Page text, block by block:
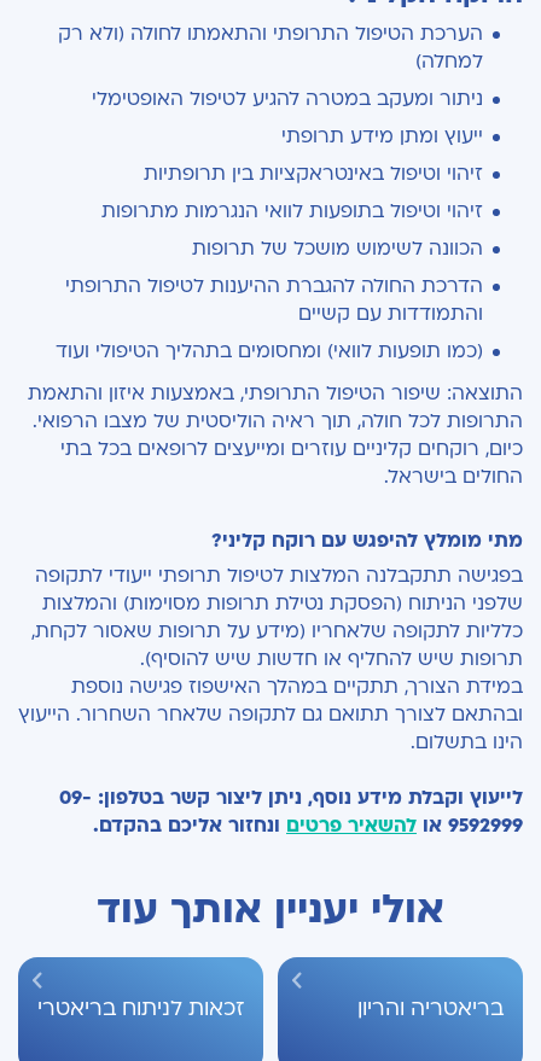
הערכת הטיפול התרופתי והתאמתו לחולה (ולא רק
למחלה)
ניתור ומעקב במטרה להגיע לטיפול האופטימלי
ייעוץ ומתן מידע תרופתי
זיהוי וטיפול באינטראקציות בין תרופתיות
זיהוי וטיפול בתופעות לוואי הנגרמות מתרופות
הכוונה לשימוש מושכל של תרופות
הדרכת החולה להגברת ההיענות לטיפול התרופתי
והתמודדות עם קשיים
(כמו תופעות לוואי) ומחסומים בתהליך הטיפולי ועוד
התוצאה: שיפור הטיפול התרופתי, באמצעות איזון והתאמת
התרופות לכל חולה, תוך ראיה הוליסטית של מצבו הרפואי.
כיום, רוקחים קליניים עוזרים ומייעצים לרופאים בכל בתי
החולים בישראל.
מתי מומלץ להיפגש עם רוקח קליני?
בפגישה תתקבלנה המלצות לטיפול תרופתי ייעודי לתקופה
שלפני הניתוח (הפסקת נטילת תרופות מסוימות) והמלצות
כלליות לתקופה שלאחריו (מידע על תרופות שאסור לקחת,
תרופות שיש להחליף או חדשות שיש להוסיף).
במידת הצורך, תתקיים במהלך האישפוז פגישה נוספת
ובהתאם לצורך תתואם גם לתקופה שלאחר השחרור. הייעוץ
הינו בתשלום.
לייעוץ וקבלת מידע נוסף, ניתן ליצור קשר בטלפון: 09-
9592999 או
להשאיר פרטים ונחזור אליכם בהקדם.
אולי יעניין אותך עוד
בריאטריה והריון זכאות לניתוח בריאטרי